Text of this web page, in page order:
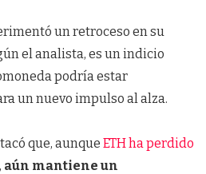
un retroceso en su
el analista, es un indicio
podría estar
un nuevo impulso al alza.
que, aunque ETH ha perdido
, aún mantiene un